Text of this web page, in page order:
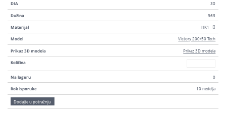
DIA 30
Dužina 963
Materijal HK1
Model Victory 200/50 Tech
Prikaz 3D modela Prikaz 3D modela
Količina
Na lageru 0
Rok isporuke 10 nedelja
Dodajte u potražnju